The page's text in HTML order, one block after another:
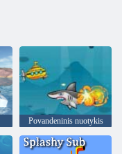
Povandeninis nuotykis